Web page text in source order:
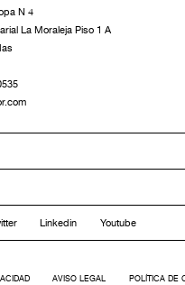
N 4
La Moraleja Piso 1 A
Linkedin Youtube
AVISO LEGAL POLÍTICA DE